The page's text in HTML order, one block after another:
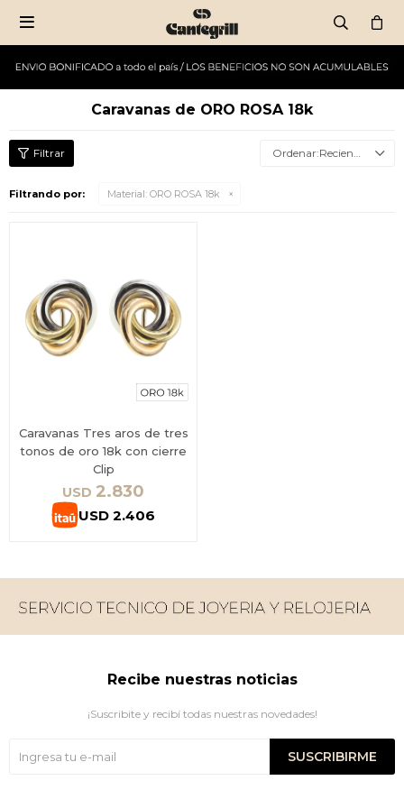

Caravanas de ORO ROSA 18k
Recientes
Filtrando por: Material: ORO ROSA 18k
Caravanas Tres aros de tres
tonos de oro 18k con cierre
Clip
USD 2.830
USD 2.406
Recibe nuestras noticias
¡Suscribite y recibí todas nuestras novedades!
SUSCRIBIRME